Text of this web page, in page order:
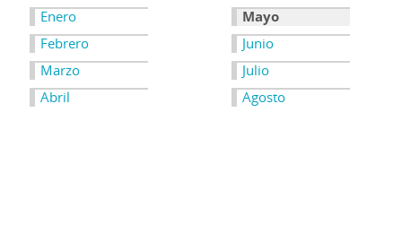
Enero
Febrero
Marzo
Abril
Mayo
Junio
Julio
Agosto